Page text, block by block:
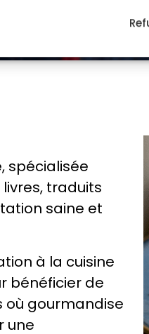
spécialisée
traduits
saine et
à la cuisine
bénéficier de
où gourmandise
une